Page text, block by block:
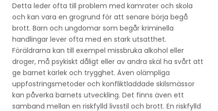
Detta leder ofta till problem med kamrater och skola
och kan vara en grogrund för att senare börja begå
brott. Barn och ungdomar som begår kriminella
handlingar lever ofta med en stark utsatthet.
Föräldrarna kan till exempel missbruka alkohol eller
droger, må psykiskt dåligt eller av andra skäl ha svårt att
ge barnet kärlek och trygghet. Även olämpliga
uppfostringsmetoder och konfliktladdade skilsmässor
kan påverka barnets utveckling. Det finns även ett
samband mellan en riskfylld livsstil och brott. En riskfylld